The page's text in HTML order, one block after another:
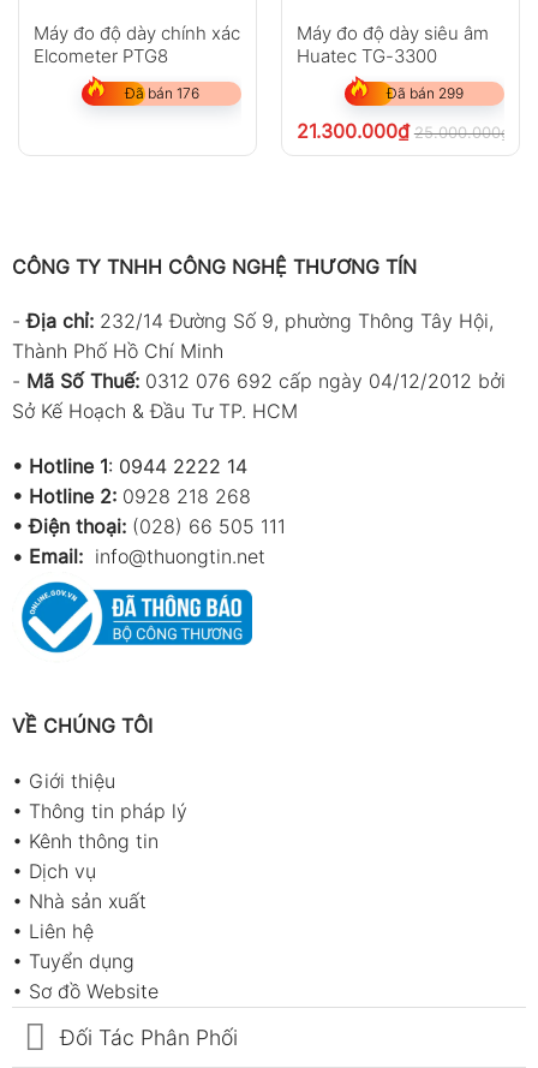
Máy đo độ dày chính xác
Elcometer PTG8
Đã bán 176
Máy đo độ dày siêu âm
Huatec TG-3300
Đã bán 299
21.300.000₫ 25.000.000₫
CÔNG TY TNHH CÔNG NGHỆ THƯƠNG TÍN
-Địa chỉ: 232/14 Đường Số 9, phường Thông Tây Hội,
Thành Phố Hồ Chí Minh
- Mã Số Thuế: 0312 076 692 cấp ngày 04/12/2012 bởi
Sở Kế Hoạch & Đầu Tư TP. HCM
• Hotline 1: 0944 2222 14
• Hotline 2: 0928 218 268
• Điện thoại: (028) 66 505 111
• Email: info@thuongtin.net
VỀ CHÚNG TÔI
• Giới thiệu
• Thông tin pháp lý
• Kênh thông tin
• Dịch vụ
• Nhà sản xuất
• Liên hệ
• Tuyển dụng
• Sơ đồ Website
Đối Tác Phân Phối